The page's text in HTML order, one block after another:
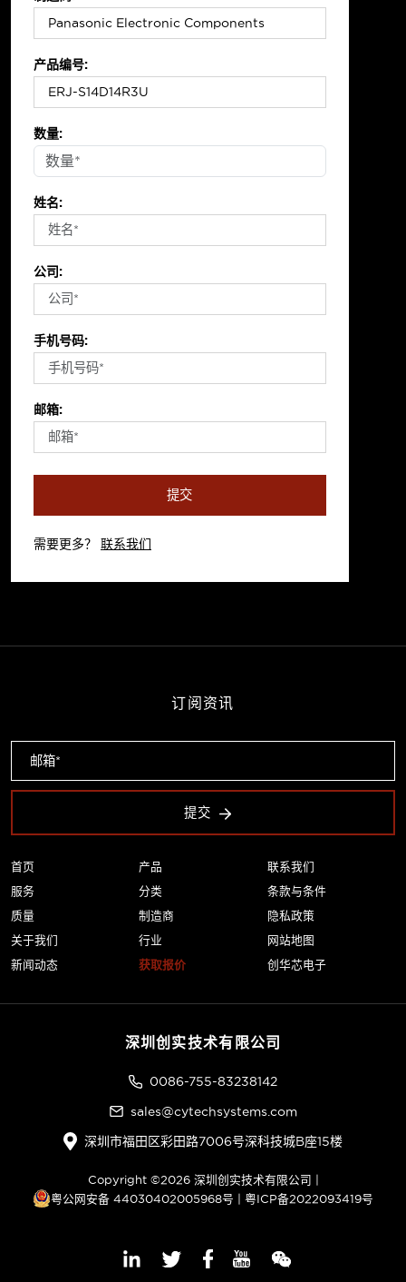
产品编号:
数量:
姓名:
公司:
手机号码:
邮箱:
提交
需要更多？ 联系我们
首页
服务
质量
关于我们
新闻动态
产品
分类
制造商
行业
获取报价
联系我们
条款与条件
隐私政策
网站地图
创华芯电子
订阅资讯
提交
深圳创实技术有限公司
0086-755-83238142
sales@cytechsystems.com
深圳市福田区彩田路7006号深科技城B座15楼
Copyright ©2026 深圳创实技术有限公司 |
粤公网安备 44030402005968号 | 粤ICP备2022093419号